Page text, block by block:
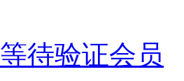
等待验证会员